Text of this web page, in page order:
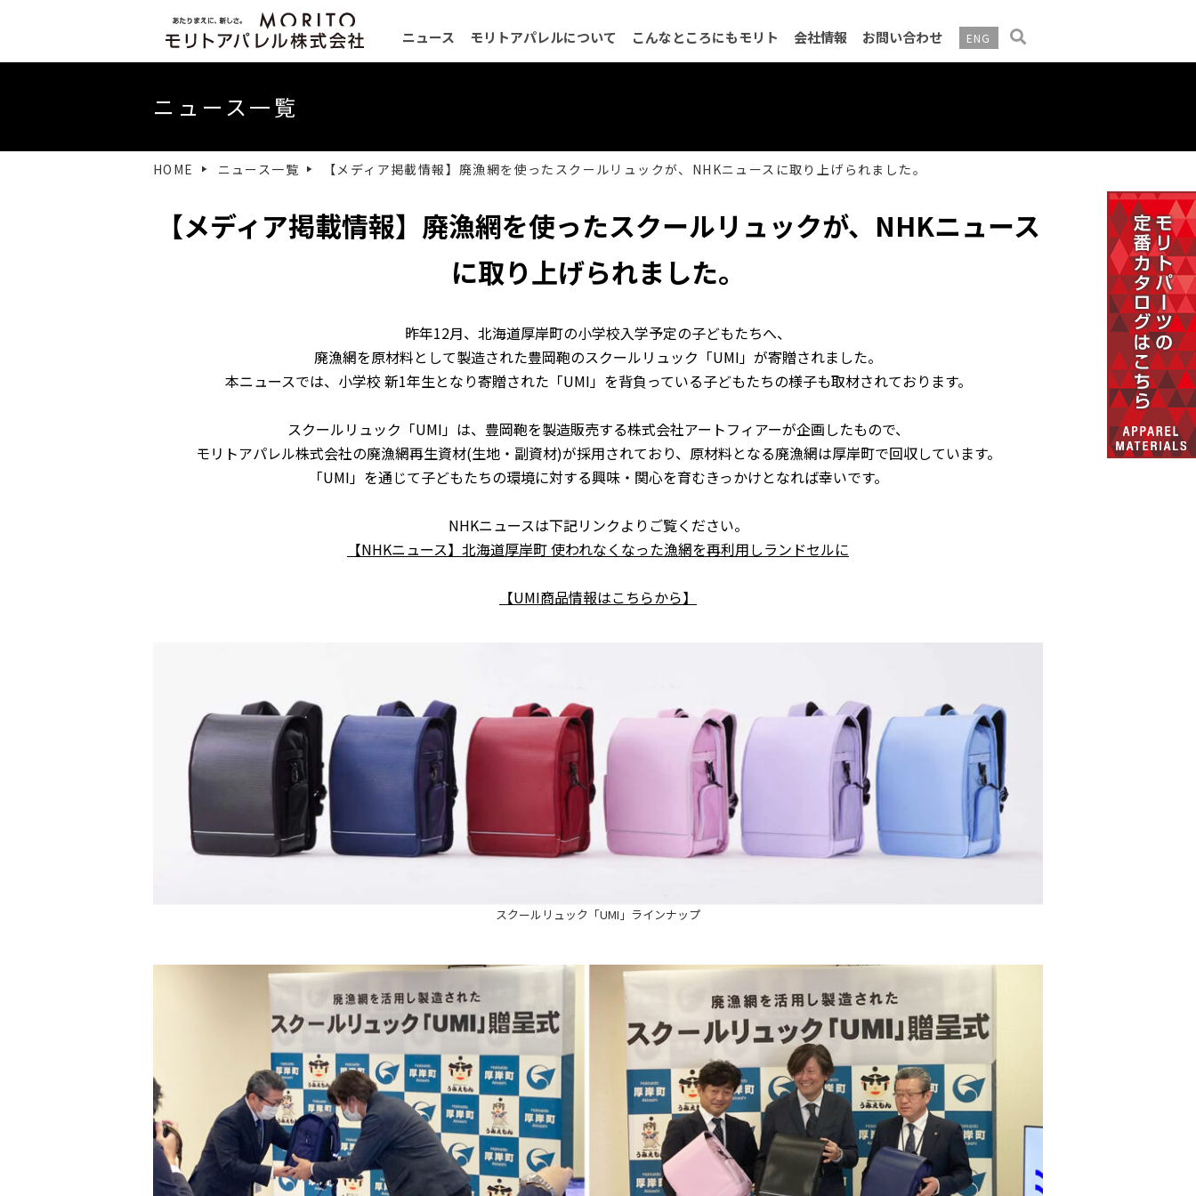
ニュース モリトアパレルについて こんなところにもモリト 会社情報 お問い合わせ ENG
ニュース一覧
HOME ニュース一覧 【メディア掲載情報】廃漁網を使ったスクールリュックが、NHKニュースに取り上げられました。
【メディア掲載情報】廃漁網を使ったスクールリュックが、NHKニュース
に取り上げられました。
昨年12月、北海道厚岸町の小学校入学予定の子どもたちへ、
廃漁網を原材料として製造された豊岡鞄のスクールリュック「UMI」が寄贈されました。
本ニュースでは、小学校 新1年生となり寄贈された「UMI」を背負っている子どもたちの様子も取材されております。
スクールリュック「UMI」は、豊岡鞄を製造販売する株式会社アートフィアーが企画したもので、
モリトアパレル株式会社の廃漁網再生資材(生地・副資材)が採用されており、 原材料となる廃漁網は厚岸町で回収しています。
「UMI」を通じて子どもたちの環境に対する興味・関心を育むきっかけとなれば幸いです。
NHKニュースは下記リンクよりご覧ください。
【NHKニュース】北海道厚岸町 使われなくなった漁網を再利用しランドセルに
【UMI商品情報はこちらから】
スクールリュック「UMI」ラインナップ